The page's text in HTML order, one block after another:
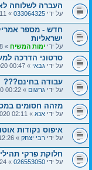
העברה לשלוחה
על ידי 033064325 » 09:11 17/05/2020 » ב
ישראליות
על ידי ימות המשיח » 16:28 14/05/2020 » ב
סרטוני הדרכה
על ידי גבאי » 00:47 14/05/2020 » ב
עבודה בחינם???
על ידי גרשום » 00:22 14/05/2020 » ב
מזהה חסומים
על ידי אנא » 02:11 13/05/2020 » ב
איפוס נקודות
על ידי רבי יצחק » 12:26 08/05/2020 » ב
חלוקת פרקי
על ידי 026553050 » 11:24 08/05/2020 » ב